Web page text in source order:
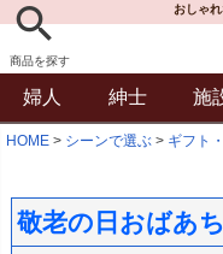
商品を探す
おしゃ
婦人 紳士 施
HOME シーンで選ぶ ギフト
敬老の日おばあ